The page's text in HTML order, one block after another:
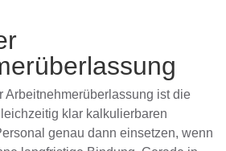
Arbeitnehmerüberlassung ist die
klar kalkulierbaren
genau dann einsetzen, wenn